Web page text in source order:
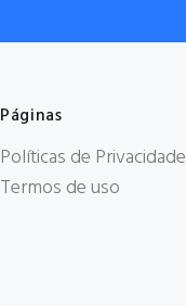
Páginas
Políticas de Privacidade
Termos de uso